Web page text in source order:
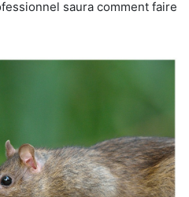
saura comment faire